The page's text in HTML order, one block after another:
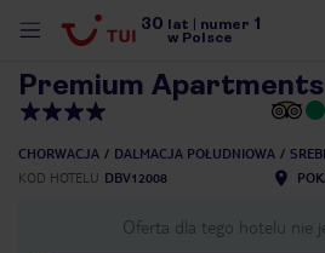
30 lat numer 1
w Polsce
Premium
CHORWACJA DALMACJA POŁUDNIOWA
KOD HOTELU DBV12008
Oferta dla tego hotelu nie